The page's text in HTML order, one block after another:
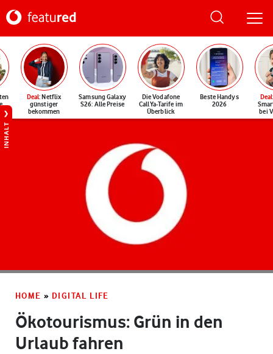
Deal: Netflix
günstiger
bekommen
Samsung Galaxy
S26: Alle Preise
Die Vodafone
CallYa-Tarife im
Überblick
Beste Handys
2026
Deal
bei
INHALT
HOME » DIGITAL LIFE
Ökotourismus: Grün in den
Urlaub fahren